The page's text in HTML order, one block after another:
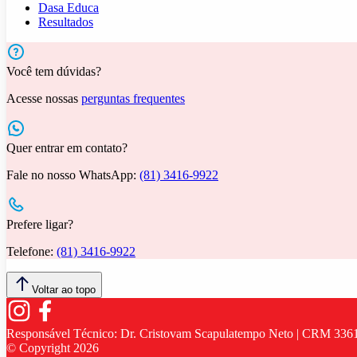
Dasa Educa
Resultados
Você tem dúvidas?
Acesse nossas perguntas frequentes
Quer entrar em contato?
Fale no nosso WhatsApp: (81) 3416-9922
Prefere ligar?
Telefone: (81) 3416-9922
Voltar ao topo
Responsável Técnico: Dr. Cristovam Scapulatempo Neto | CRM
© Copyright 2026